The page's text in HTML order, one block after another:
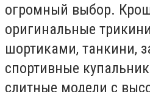
огромный выбор.
оригинальные
шортиками, танкини,
спортивные
слитные модели с